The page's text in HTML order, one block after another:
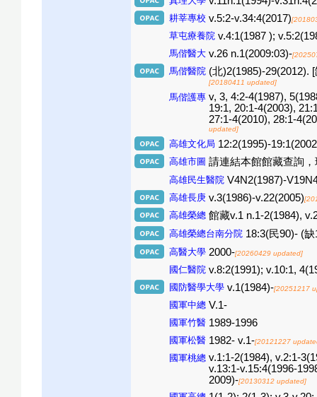
耕莘專校 v.5:2-v.34:4(2017)
草屯療養院 v.4:1(1987 );
馬偕醫大 v.26 n.1(2009:03)-
馬偕醫院 (北)2(1985)-29(2012).
[20180411 updated]
馬偕護專 v, 3, 4:2-4(1987),
19:1, 20:1-4(2003),
27:1-4(2010), 28:1-
updated]
高雄文化局 12:2(1995)-
高雄市圖 請連結本館館藏查詢
高雄民生醫院 V4N2(1987)-
高雄長庚 v.3(1986)-v.22(2005)
高雄榮總 館藏v.1 n.1-2(1984),
高雄榮總台南分院 18:3(民90)- (
高醫大學 2000-[20260429 updated]
國仁醫院 v.8:2(1991); v.10:1,
國防醫學大學 v.1(1984)-[20251217
國軍中總 V.1-
國軍竹醫 1989-1996
國軍松醫 1982- v.1-[20121227
國軍桃總 v.1:1-2(1984), v.2:1-
v.13:1-v.15:4(1996-
2009)-[20130312 updated]